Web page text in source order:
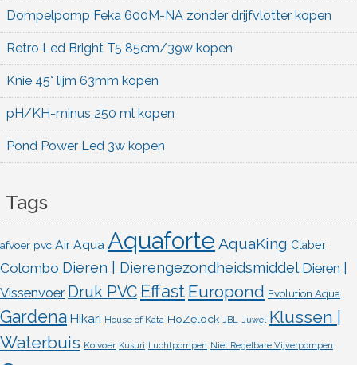
Dompelpomp Feka 600M-NA zonder drijfvlotter kopen
Retro Led Bright T5 85cm/39w kopen
Knie 45° lijm 63mm kopen
pH/KH-minus 250 ml kopen
Pond Power Led 3w kopen
Tags
afvoer pvc Air Aqua Aquaforte AquaKing Claber
Colombo Dieren | Dierengezondheidsmiddel Dieren |
Vissenvoer Druk PVC Effast Europond Evolution Aqua
Gardena Hikari House of Kata HoZelock JBL Juwel Klussen |
Waterbuis Koivoer Kusuri Luchtpompen Niet Regelbare Vijverpompen